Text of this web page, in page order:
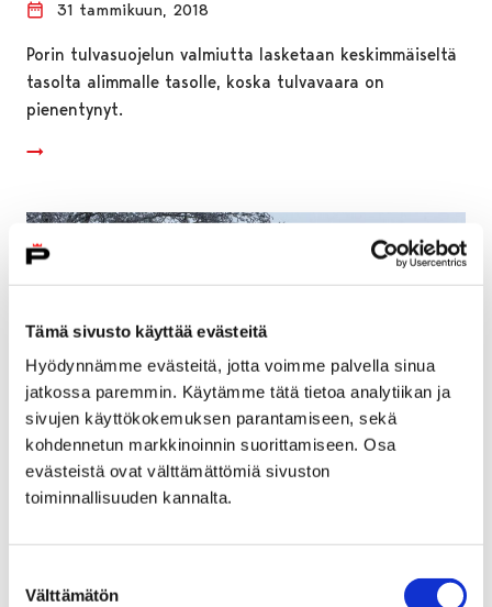
Tämä sivusto käyttää evästeitä
Hyödynnämme evästeitä, jotta voimme palvella sinua
jatkossa paremmin. Käytämme tätä tietoa analytiikan ja
sivujen käyttökokemuksen parantamiseen, sekä
kohdennetun markkinoinnin suorittamiseen. Osa
evästeistä ovat välttämättömiä sivuston
toiminnallisuuden kannalta.
valinta
Välttämätön
31 tammikuun, 2018
Porin tulvasuojelun valmiutta lasketaan keskimmäiseltä
tasolta alimmalle tasolle, koska tulvavaara on
pienentynyt.
perustuvat liikennevalot parantavat